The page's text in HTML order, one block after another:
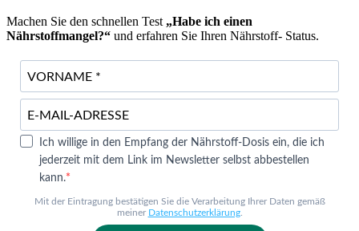
Machen Sie den schnellen Test „Habe ich einen
Nährstoffmangel?“ und erfahren Sie Ihren Nährstoff- Status.
Ich willige in den Empfang der Nährstoff-Dosis ein, die ich
jederzeit mit dem Link im Newsletter selbst abbestellen
kann.
Mit der Eintragung bestätigen Sie die Verarbeitung Ihrer Daten gemäß
meiner Datenschutzerklärung.